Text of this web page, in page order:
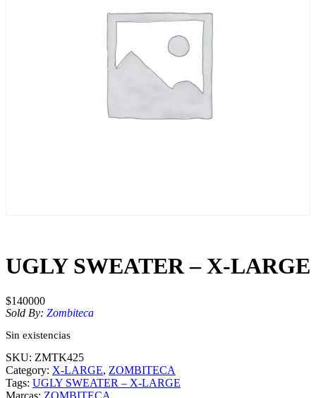
UGLY SWEATER – X-LARGE
$140000
Sold By: Zombiteca
Sin existencias
SKU: ZMTK425
Category: X-LARGE, ZOMBITECA
Tags: UGLY SWEATER – X-LARGE